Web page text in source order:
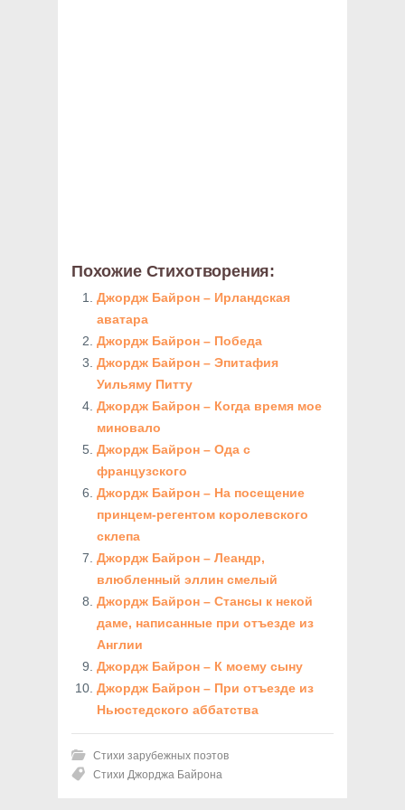
Похожие Стихотворения:
Джордж Байрон – Ирландская
аватара
Джордж Байрон – Победа
Джордж Байрон – Эпитафия
Уильяму Питту
Джордж Байрон – Когда время мое
миновало
Джордж Байрон – Ода с
французского
Джордж Байрон – На посещение
принцем-регентом королевского
склепа
Джордж Байрон – Леандр,
влюбленный эллин смелый
Джордж Байрон – Стансы к некой
даме, написанные при отъезде из
Англии
Джордж Байрон – К моему сыну
Джордж Байрон – При отъезде из
Ньюстедского аббатства
Стихи зарубежных поэтов
Стихи Джорджа Байрона